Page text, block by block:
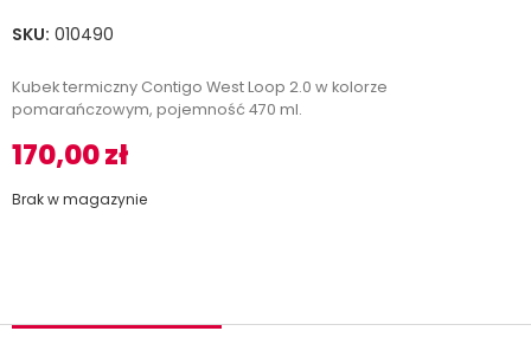
SKU: 010490
Kubek termiczny Contigo West Loop 2.0 w kolorze
pomarańczowym, pojemność 470 ml.
170,00zł
Brak w magazynie